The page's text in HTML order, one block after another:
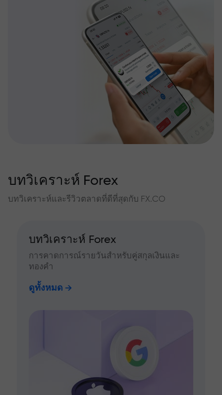
บทวิเคราะห์ Forex
บทวิเคราะห์และรีวิวตลาดที่ดีที่สุดกับ FX.CO
บทวิเคราะห์ Forex
การคาดการณ์รายวันสำหรับคู่สกุลเงินและ
ทองคำ
ดูทั้งหมด